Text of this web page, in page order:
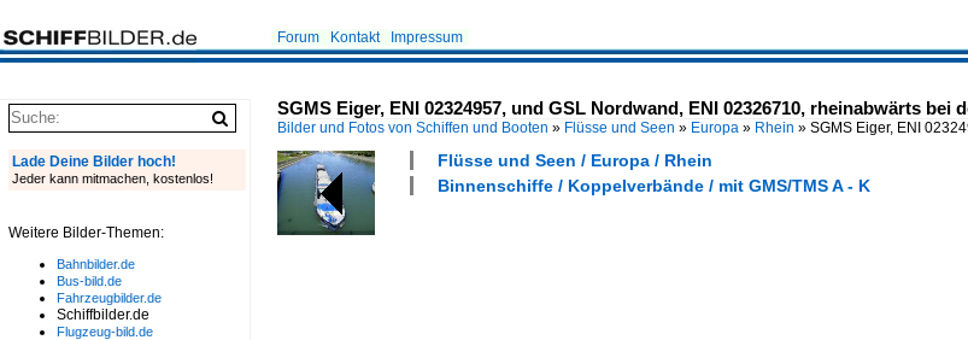
Forum Kontakt Impressum
SGMS Eiger, ENI 02324957, und GSL Nordwand, ENI 02326710, rheinabwärts
Bilder und Fotos von Schiffen und Booten » Flüsse und Seen » Europa » Rhein » SGMS Eiger, ENI
Flüsse und Seen / Europa / Rhein
Binnenschiffe / Koppelverbände / mit GMS/TMS A - K
Lade Deine Bilder hoch!
Jeder kann mitmachen, kostenlos!
Weitere Bilder-Themen:
Bahnbilder.de
Bus-bild.de
Fahrzeugbilder.de
Schiffbilder.de
Flugzeug-bild.de